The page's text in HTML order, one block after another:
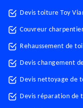
Devis toiture Toy
Couvreur
Rehaussement de
Devis changement
Devis nettoyage de
Devis réparation de